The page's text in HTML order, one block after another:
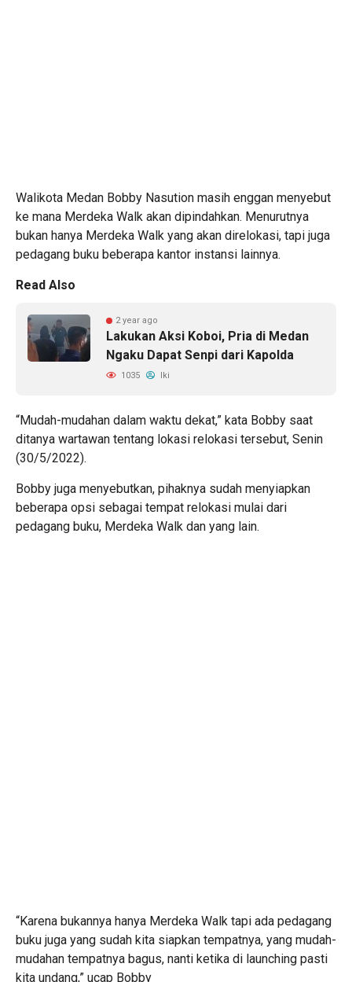
Walikota Medan Bobby Nasution masih enggan menyebut
ke mana Merdeka Walk akan dipindahkan. Menurutnya
bukan hanya Merdeka Walk yang akan direlokasi, tapi juga
pedagang buku beberapa kantor instansi lainnya.
Read Also
2 year ago
Lakukan Aksi Koboi, Pria di Medan
Ngaku Dapat Senpi dari Kapolda
1035 Iki
“Mudah-mudahan dalam waktu dekat,” kata Bobby saat
ditanya wartawan tentang lokasi relokasi tersebut, Senin
(30/5/2022).
Bobby juga menyebutkan, pihaknya sudah menyiapkan
beberapa opsi sebagai tempat relokasi mulai dari
pedagang buku, Merdeka Walk dan yang lain.
“Karena bukannya hanya Merdeka Walk tapi ada pedagang
buku juga yang sudah kita siapkan tempatnya, yang mudah-
mudahan tempatnya bagus, nanti ketika di launching pasti
kita undang,” ucap Bobby